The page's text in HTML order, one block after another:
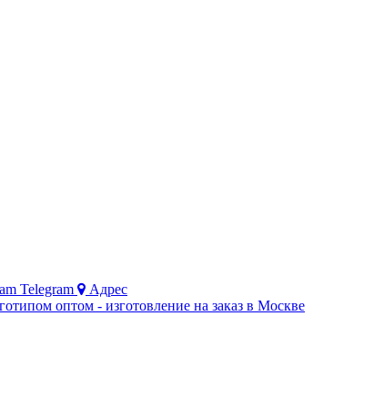
Telegram Адрес